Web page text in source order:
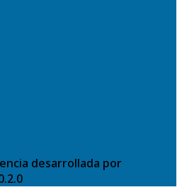
desarrollada por